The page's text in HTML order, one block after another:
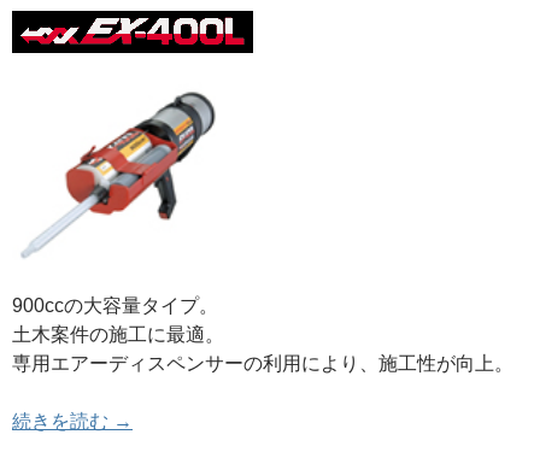
900ccの大容量タイプ。
土木案件の施工に最適。
専用エアーディスペンサーの利用により、施工性が向上。
続きを読む 接着系アンカー 「カートリッジ型」ARケミカ
→